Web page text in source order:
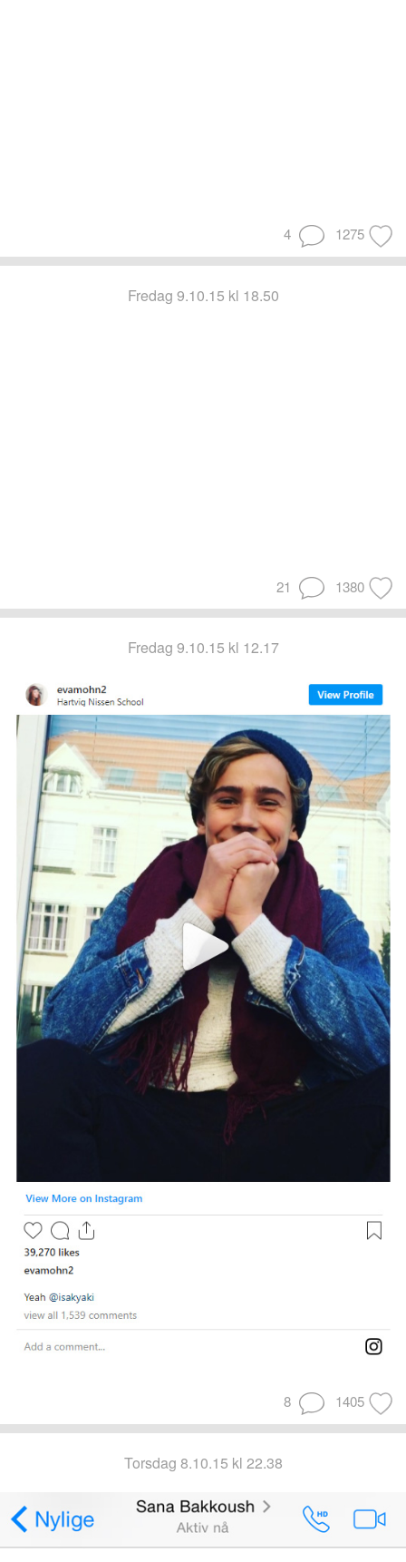
4 1275
fredag 9.10.15 kl 18.50
21 1380
fredag 9.10.15 kl 12.17
8 1405
torsdag 8.10.15 kl 22.38